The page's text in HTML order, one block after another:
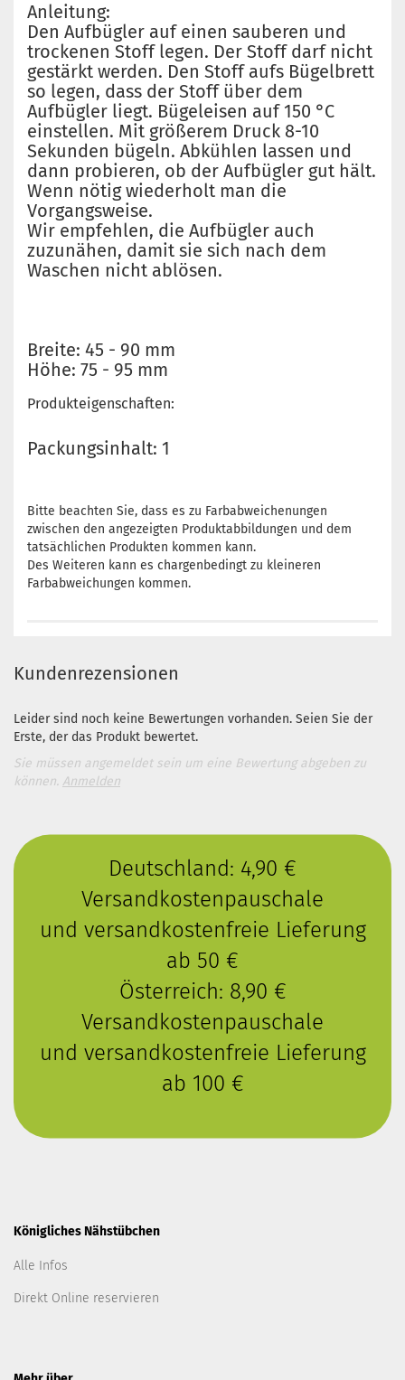
Anleitung:
Den Aufbügler auf einen sauberen und
trockenen Stoff legen. Der Stoff darf nicht
gestärkt werden. Den Stoff aufs Bügelbrett
so legen, dass der Stoff über dem
Aufbügler liegt. Bügeleisen auf 150 °C
einstellen. Mit größerem Druck 8-10
Sekunden bügeln. Abkühlen lassen und
dann probieren, ob der Aufbügler gut hält.
Wenn nötig wiederholt man die
Vorgangsweise.
Wir empfehlen, die Aufbügler auch
zuzunähen, damit sie sich nach dem
Waschen nicht ablösen.
Breite: 45 - 90 mm
Höhe: 75 - 95 mm
Produkteigenschaften:
Packungsinhalt: 1
Bitte beachten Sie, dass es zu Farbabweichenungen
zwischen den angezeigten Produktabbildungen und dem
tatsächlichen Produkten kommen kann.
Des Weiteren kann es chargenbedingt zu kleineren
Farbabweichungen kommen.
Kundenrezensionen
Leider sind noch keine Bewertungen vorhanden. Seien Sie der
Erste, der das Produkt bewertet.
Sie müssen angemeldet sein um eine Bewertung abgeben zu
können. Anmelden
Deutschland: 4,90 €
Versandkostenpauschale
und versandkostenfreie Lieferung
ab 50 €
Österreich: 8,90 €
Versandkostenpauschale
und versandkostenfreie Lieferung
ab 100 €
Königliches Nähstübchen
Alle Infos
Direkt Online reservieren